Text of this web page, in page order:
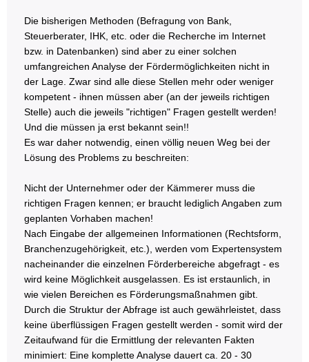
Die bisherigen Methoden (Befragung von Bank,
Steuerberater, IHK, etc. oder die Recherche im Internet
bzw. in Datenbanken) sind aber zu einer solchen
umfangreichen Analyse der Fördermöglichkeiten nicht in
der Lage. Zwar sind alle diese Stellen mehr oder weniger
kompetent - ihnen müssen aber (an der jeweils richtigen
Stelle) auch die jeweils "richtigen" Fragen gestellt werden!
Und die müssen ja erst bekannt sein!!
Es war daher notwendig, einen völlig neuen Weg bei der
Lösung des Problems zu beschreiten:
Nicht der Unternehmer oder der Kämmerer muss die
richtigen Fragen kennen; er braucht lediglich Angaben zum
geplanten Vorhaben machen!
Nach Eingabe der allgemeinen Informationen (Rechtsform,
Branchenzugehörigkeit, etc.), werden vom Expertensystem
nacheinander die einzelnen Förderbereiche abgefragt - es
wird keine Möglichkeit ausgelassen. Es ist erstaunlich, in
wie vielen Bereichen es Förderungsmaßnahmen gibt.
Durch die Struktur der Abfrage ist auch gewährleistet, dass
keine überflüssigen Fragen gestellt werden - somit wird der
Zeitaufwand für die Ermittlung der relevanten Fakten
minimiert: Eine komplette Analyse dauert ca. 20 - 30